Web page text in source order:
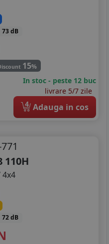
73 dB
15%
In stoc - peste 12 buc
livrare 5/7 zile
4 Adauga in cos
110H
4x4
72 dB